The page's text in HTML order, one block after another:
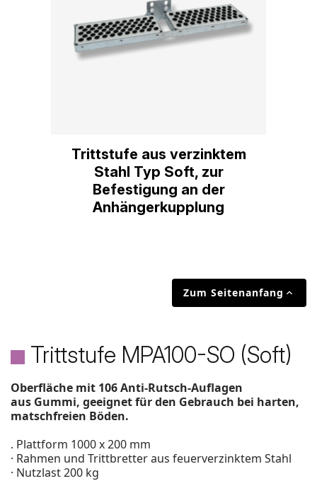
Trittstufe aus verzinktem
Stahl Typ Soft, zur
Befestigung an der
Anhängerkupplung
Zum Seitenanfang 
Trittstufe MPA100-SO (Soft)
Oberfläche mit 106 Anti-Rutsch-Auflagen
aus Gummi, geeignet für den Gebrauch bei harten,
matschfreien Böden.
. Plattform 1000 x 200 mm
· Rahmen und Trittbretter aus feuerverzinktem Stahl
· Nutzlast 200 kg